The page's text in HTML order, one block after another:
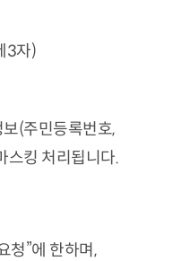
3자)
(주민등록번호,
스킹 처리됩니다.
청”에 한하며,